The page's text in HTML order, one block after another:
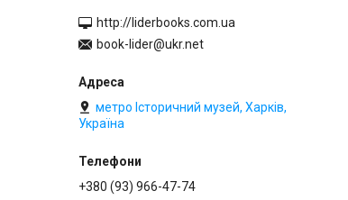
http://liderbooks.com.ua
book-lider@ukr.net
метро Історичний музей, Харків,
Україна
+380 (93) 966-47-74